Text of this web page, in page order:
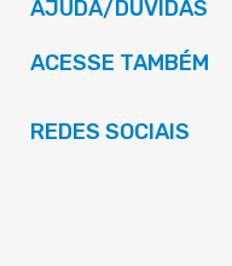
AJUDA/DÚVIDAS
ACESSE TAMBÉM
REDES SOCIAIS